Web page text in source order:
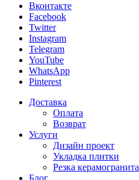
Вконтакте
Facebook
Twitter
Instagram
Telegram
YouTube
WhatsApp
Pinterest
Доставка
Оплата
Возврат
Услуги
Дизайн проект
Укладка плитки
Резка керамогранита
Блог